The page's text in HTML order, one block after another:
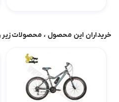
خریداران این محصول ، محصولات زیر